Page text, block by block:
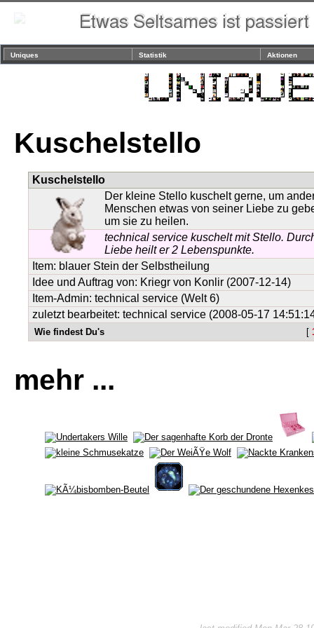
Uniques Statistik Aktionen
Kuschelstello
Kuschelstello
Der kleine Stello kuschelt gerne, um
Menschen etwas von seiner Liebe zu
um sie zu heilen.
technical service kuschelt mit Stello.
Liebe heilt er 2 Lebenspunkte.
Item: blauer Stein der Selbstheilung
Idee und Auftrag von: Kriegr von Konlir (2007-12-14)
Item-Admin: technical service (Welt 6)
zuletzt bearbeitet: technical service (2008-05-17
Wie findest Du's [
mehr ...